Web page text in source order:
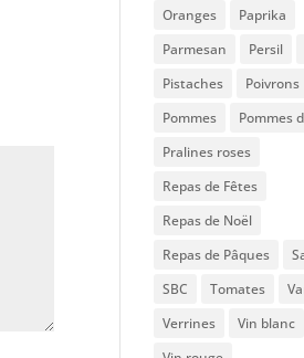
Oranges
Paprika
Parmesan
Persil
Pistaches
Poivrons
Pommes
Pommes
Pralines roses
Repas de Fêtes
Repas de Noël
Repas de Pâques
SBC
Tomates
Verrines
Vin blanc